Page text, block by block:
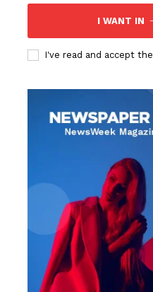
I WANT IN
I've read and accept the